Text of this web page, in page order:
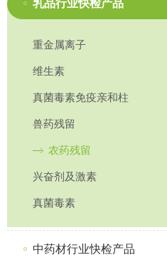
乳品行业快检产品
重金属离子
维生素
真菌毒素免疫亲和柱
兽药残留
农药残留
兴奋剂及激素
真菌毒素
中药材行业快检产品